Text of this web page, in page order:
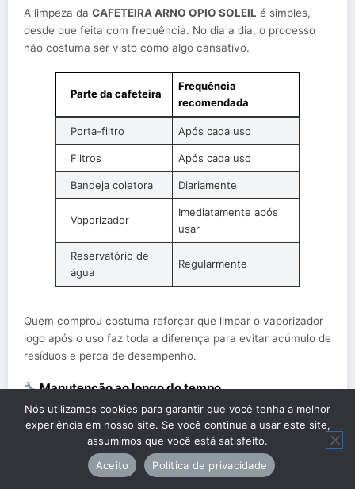
A limpeza da CAFETEIRA ARNO OPIO SOLEIL é simples,
desde que feita com frequência. No dia a dia, o processo
não costuma ser visto como algo cansativo.
Parte da cafeteira
Frequência
recomendada
Porta-filtro Após cada uso
Filtros Após cada uso
Bandeja coletora Diariamente
Vaporizador
Imediatamente após
usar
Reservatório de
água
Regularmente
Quem comprou costuma reforçar que limpar o vaporizador
logo após o uso faz toda a diferença para evitar acúmulo de
resíduos e perda de desempenho.
Manutenção ao longo do tempo
ACAFETEIRA ARNO OPIO SOLEILtem uma estrutura
simples, o que ajuda na manutenção a longo prazo. Sem
eletrônica complexa ou sistemas automáticos, ela tende a
apresentar menos problemas quando bem cuidada.
Nós utilizamos cookies para garantir que você tenha a melhor
experiência em nosso site. Se você continua a usar este site,
assumimos que você está satisfeito.
Aceito
Política de privacidade